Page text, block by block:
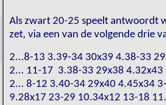
Als zwart 20-25 speelt antwoordt
zet, via een van de volgende drie
2...8-13 3.39-34 30x39 4.38-33
2... 11-17 3.38-33 29x38 4.32x43
2... 8-12 3.40-34 29x40 4.45x34
9.28x17 23-29 10.34x12 13-18